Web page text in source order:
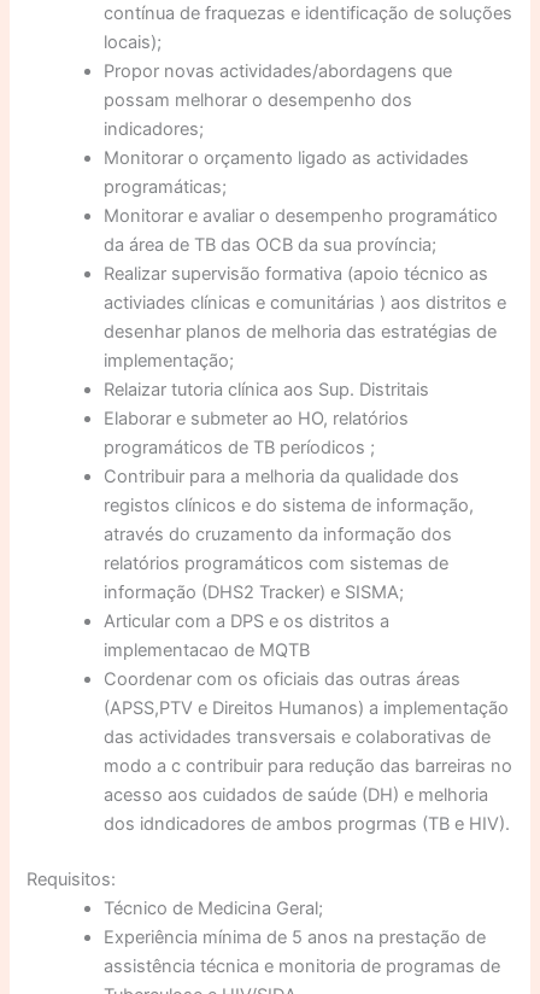
contínua de fraquezas e identificação de soluções
locais);
Propor novas actividades/abordagens que
possam melhorar o desempenho dos
indicadores;
Monitorar o orçamento ligado as actividades
programáticas;
Monitorar e avaliar o desempenho programático
da área de TB das OCB da sua província;
Realizar supervisão formativa (apoio técnico as
activiades clínicas e comunitárias ) aos distritos e
desenhar planos de melhoria das estratégias de
implementação;
Relaizar tutoria clínica aos Sup. Distritais
Elaborar e submeter ao HO, relatórios
programáticos de TB períodicos ;
Contribuir para a melhoria da qualidade dos
registos clínicos e do sistema de informação,
através do cruzamento da informação dos
relatórios programáticos com sistemas de
informação (DHS2 Tracker) e SISMA;
Articular com a DPS e os distritos a
implementacao de MQTB
Coordenar com os oficiais das outras áreas
(APSS,PTV e Direitos Humanos) a implementação
das actividades transversais e colaborativas de
modo a c contribuir para redução das barreiras no
acesso aos cuidados de saúde (DH) e melhoria
dos idndicadores de ambos progrmas (TB e HIV).
Requisitos:
Técnico de Medicina Geral;
Experiência mínima de 5 anos na prestação de
assistência técnica e monitoria de programas de